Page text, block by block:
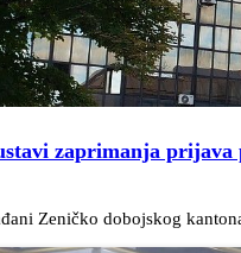
zaprimanja prijava
Zeničko dobojskog